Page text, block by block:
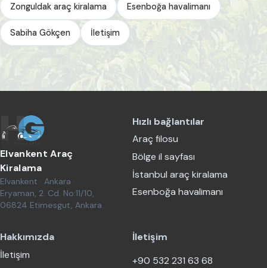
Zonguldak araç kiralama Esenboğa havalimanı
Sabiha Gökçen İletişim
Elvankent Araç
Kiralama
Elvankent · Ankara ·
Eryaman, 2. Cd. No:11/10,
06824 Etimesgut, Ankara
Hızlı bağlantılar
Araç filosu
Bölge il sayfası
İstanbul araç kiralama
Esenboğa havalimanı
Hakkımızda
İletişim
İletişim
+90 532 231 63 68